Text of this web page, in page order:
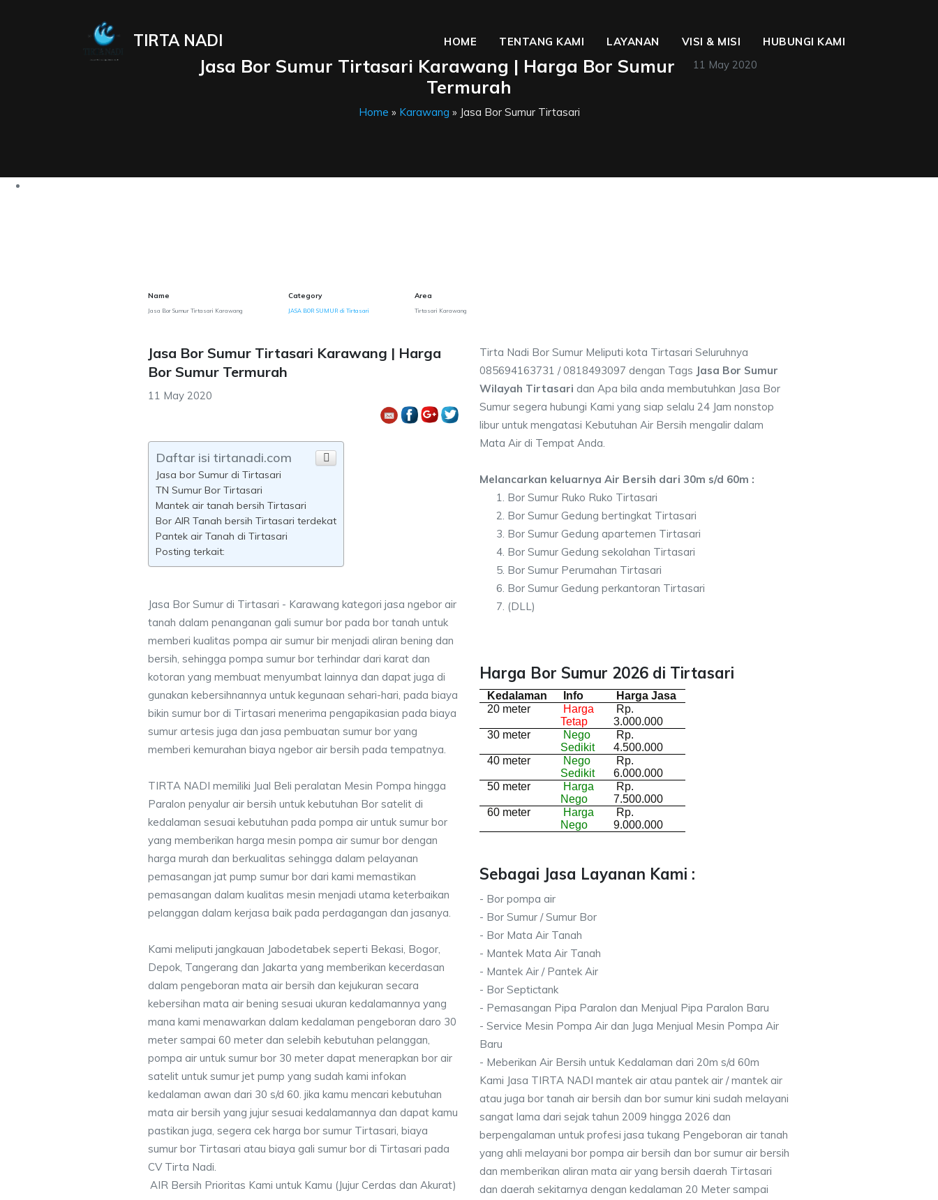
TIRTA NADI HOME TENTANG KAMI LAYANAN VISI & MISI
HUBUNGI KAMI
11 May 2020
Jasa Bor Sumur Tirtasari Karawang | Harga Bor Sumur
Termurah
Home » Karawang » Jasa Bor Sumur Tirtasari
Name
Jasa Bor Sumur Tirtasari Karawang
Category
JASA BOR SUMUR di Tirtasari
Area
Tirtasari Karawang
Jasa Bor Sumur Tirtasari Karawang | Harga
Bor Sumur Termurah
11 May 2020
Daftar isi tirtanadi.com
Jasa bor Sumur di Tirtasari
TN Sumur Bor Tirtasari
Mantek air tanah bersih Tirtasari
Bor AIR Tanah bersih Tirtasari terdekat
Pantek air Tanah di Tirtasari
Posting terkait:
Jasa Bor Sumur di Tirtasari - Karawang kategori jasa ngebor air
tanah dalam penanganan gali sumur bor pada bor tanah untuk
memberi kualitas pompa air sumur bir menjadi aliran bening dan
bersih, sehingga pompa sumur bor terhindar dari karat dan
kotoran yang membuat menyumbat lainnya dan dapat juga di
gunakan kebersihnannya untuk kegunaan sehari-hari, pada biaya
bikin sumur bor di Tirtasari menerima pengapikasian pada biaya
sumur artesis juga dan jasa pembuatan sumur bor yang
memberi kemurahan biaya ngebor air bersih pada tempatnya.
TIRTA NADI memiliki Jual Beli peralatan Mesin Pompa hingga
Paralon penyalur air bersih untuk kebutuhan Bor satelit di
kedalaman sesuai kebutuhan pada pompa air untuk sumur bor
yang memberikan harga mesin pompa air sumur bor dengan
harga murah dan berkualitas sehingga dalam pelayanan
pemasangan jat pump sumur bor dari kami memastikan
pemasangan dalam kualitas mesin menjadi utama keterbaikan
pelanggan dalam kerjasa baik pada perdagangan dan jasanya.
Kami meliputi jangkauan Jabodetabek seperti Bekasi, Bogor,
Depok, Tangerang dan Jakarta yang memberikan kecerdasan
dalam pengeboran mata air bersih dan kejukuran secara
kebersihan mata air bening sesuai ukuran kedalamannya yang
mana kami menawarkan dalam kedalaman pengeboran daro 30
meter sampai 60 meter dan selebih kebutuhan pelanggan,
pompa air untuk sumur bor 30 meter dapat menerapkan bor air
satelit untuk sumur jet pump yang sudah kami infokan
kedalaman awan dari 30 s/d 60. jika kamu mencari kebutuhan
mata air bersih yang jujur sesuai kedalamannya dan dapat kamu
pastikan juga, segera cek harga bor sumur Tirtasari, biaya
sumur bor Tirtasari atau biaya gali sumur bor di Tirtasari pada
CV Tirta Nadi.
AIR Bersih Prioritas Kami untuk Kamu (Jujur Cerdas dan Akurat)
Tirta Nadi Bor Sumur Meliputi kota Tirtasari Seluruhnya
085694163731 / 0818493097 dengan Tags Jasa Bor Sumur
Wilayah Tirtasari dan Apa bila anda membutuhkan Jasa Bor
Sumur segera hubungi Kami yang siap selalu 24 Jam nonstop
libur untuk mengatasi Kebutuhan Air Bersih mengalir dalam
Mata Air di Tempat Anda.
Melancarkan keluarnya Air Bersih dari 30m s/d 60m :
Bor Sumur Ruko Ruko Tirtasari
Bor Sumur Gedung bertingkat Tirtasari
Bor Sumur Gedung apartemen Tirtasari
Bor Sumur Gedung sekolahan Tirtasari
Bor Sumur Perumahan Tirtasari
Bor Sumur Gedung perkantoran Tirtasari
(DLL)
Harga Bor Sumur 2026 di Tirtasari
Kedalaman Info
Harga Jasa
20 meter
Harga
Tetap
Rp.
3.000.000
30 meter
Nego
Sedikit
Rp.
4.500.000
40 meter
Nego
Sedikit
Rp.
6.000.000
50 meter
Harga
Nego
Rp.
7.500.000
60 meter
Harga
Nego
Rp.
9.000.000
Sebagai Jasa Layanan Kami :
- Bor pompa air
- Bor Sumur / Sumur Bor
- Bor Mata Air Tanah
- Mantek Mata Air Tanah
- Mantek Air / Pantek Air
- Bor Septictank
- Pemasangan Pipa Paralon dan Menjual Pipa Paralon Baru
- Service Mesin Pompa Air dan Juga Menjual Mesin Pompa Air
Baru
- Meberikan Air Bersih untuk Kedalaman dari 20m s/d 60m
Kami Jasa TIRTA NADI mantek air atau pantek air / mantek air
atau juga bor tanah air bersih dan bor sumur kini sudah melayani
sangat lama dari sejak tahun 2009 hingga 2026 dan
berpengalaman untuk profesi jasa tukang Pengeboran air tanah
yang ahli melayani bor pompa air bersih dan bor sumur air bersih
dan memberikan aliran mata air yang bersih daerah Tirtasari
dan daerah sekitarnya dengan kedalaman 20 Meter sampai